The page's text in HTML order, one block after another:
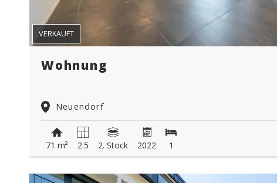
Wohnung
Neuendorf
VERKAUFT
71 m² 2.5 2. Stock 2022 1